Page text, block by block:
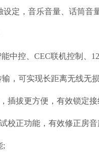
定，音乐音量、话筒音
控、CEC联机控制、
，可实现长距离无线无
拔更方便，有效锁定接
正功能，有效修正房音
;